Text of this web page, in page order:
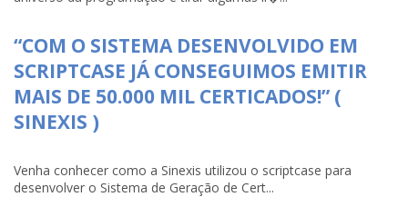
“COM O SISTEMA DESENVOLVIDO EM
SCRIPTCASE JÁ CONSEGUIMOS EMITIR
MAIS DE 50.000 MIL CERTICADOS!” (
SINEXIS )
Venha conhecer como a Sinexis utilizou o scriptcase para
desenvolver o Sistema de Geração de Cert...